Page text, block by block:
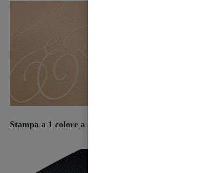
Stampa a 1 colore a sbuffo